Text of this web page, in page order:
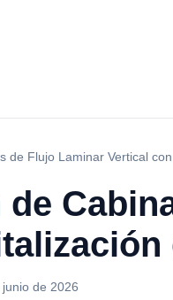
de Flujo Laminar Vertical
junio de 2026